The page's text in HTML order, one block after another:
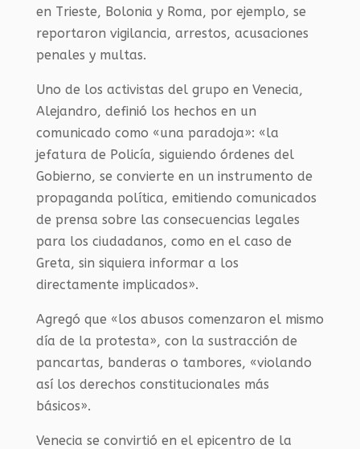
en Trieste, Bolonia y Roma, por ejemplo, se
reportaron vigilancia, arrestos, acusaciones
penales y multas.
Uno de los activistas del grupo en Venecia,
Alejandro, definió los hechos en un
comunicado como «una paradoja»: «la
jefatura de Policía, siguiendo órdenes del
Gobierno, se convierte en un instrumento de
propaganda política, emitiendo comunicados
de prensa sobre las consecuencias legales
para los ciudadanos, como en el caso de
Greta, sin siquiera informar a los
directamente implicados».
Agregó que «los abusos comenzaron el mismo
día de la protesta», con la sustracción de
pancartas, banderas o tambores, «violando
así los derechos constitucionales más
básicos».
Venecia se convirtió en el epicentro de la